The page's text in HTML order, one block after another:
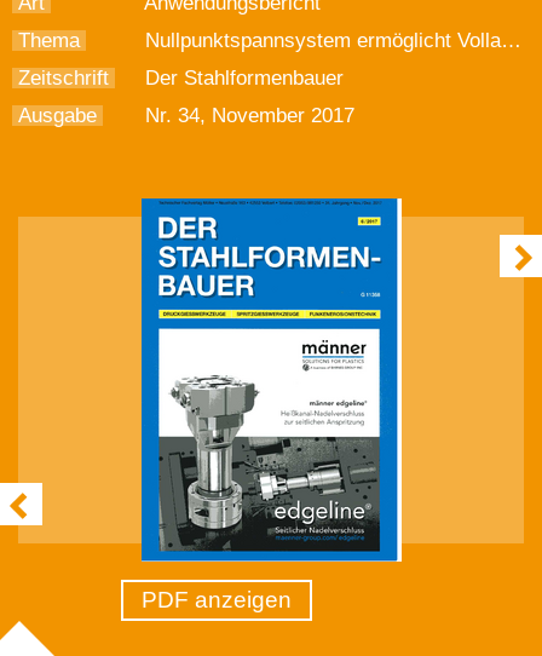
Thema
Nullpunktspannsystem ermöglicht Vollautomatisierung in der 5-Achs-Simultanbearbeitung
Zeitschrift
Der Stahlformenbauer
Ausgabe
Nr. 34, November 2017
PDF anzeigen